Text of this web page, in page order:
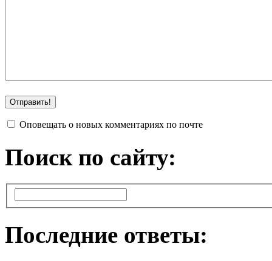
Оповещать о новых комментариях по почте
Поиск по сайту:
Последние ответы: